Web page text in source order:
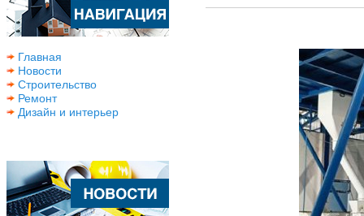
Главная
Новости
Строительство
Ремонт
Дизайн и интерьер